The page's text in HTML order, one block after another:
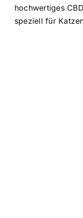
hochwertiges
speziell für